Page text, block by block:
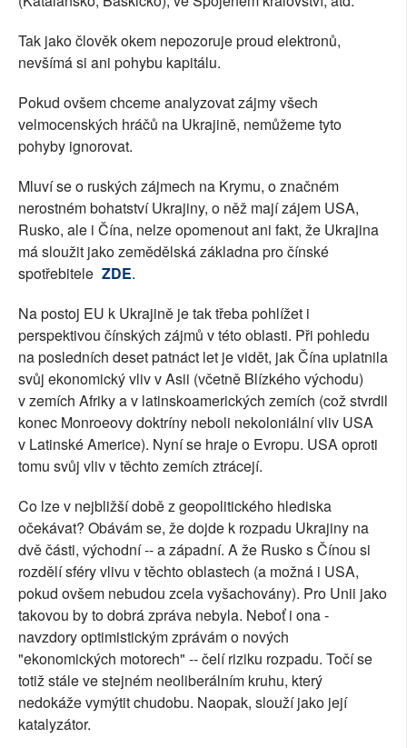
Tak jako člověk okem nepozoruje proud elektronů,
nevšímá si ani pohybu kapitálu.
Pokud ovšem chceme analyzovat zájmy všech
velmocenských hráčů na Ukrajině, nemůžeme tyto
pohyby ignorovat.
Mluví se o ruských zájmech na Krymu, o značném
nerostném bohatství Ukrajiny, o něž mají zájem USA,
Rusko, ale i Čína, nelze opomenout ani fakt, že Ukrajina
má sloužit jako zemědělská základna pro čínské
spotřebitele ZDE.
Na postoj EU k Ukrajině je tak třeba pohlížet i
perspektivou čínských zájmů v této oblasti. Při pohledu
na posledních deset patnáct let je vidět, jak Čína uplatnila
svůj ekonomický vliv v Asii (včetně Blízkého východu)
v zemích Afriky a v latinskoamerických zemích (což stvrdil
konec Monroeovy doktríny neboli nekoloniální vliv USA
v Latinské Americe). Nyní se hraje o Evropu. USA oproti
tomu svůj vliv v těchto zemích ztrácejí.
Co lze v nejbližší době z geopolitického hlediska
očekávat? Obávám se, že dojde k rozpadu Ukrajiny na
dvě části, východní -- a západní. A že Rusko s Čínou si
rozdělí sféry vlivu v těchto oblastech (a možná i USA,
pokud ovšem nebudou zcela vyšachovány). Pro Unii jako
takovou by to dobrá zpráva nebyla. Neboť i ona -
navzdory optimistickým zprávám o nových
"ekonomických motorech" -- čelí riziku rozpadu. Točí se
totiž stále ve stejném neoliberálním kruhu, který
nedokáže vymýtit chudobu. Naopak, slouží jako její
katalyzátor.